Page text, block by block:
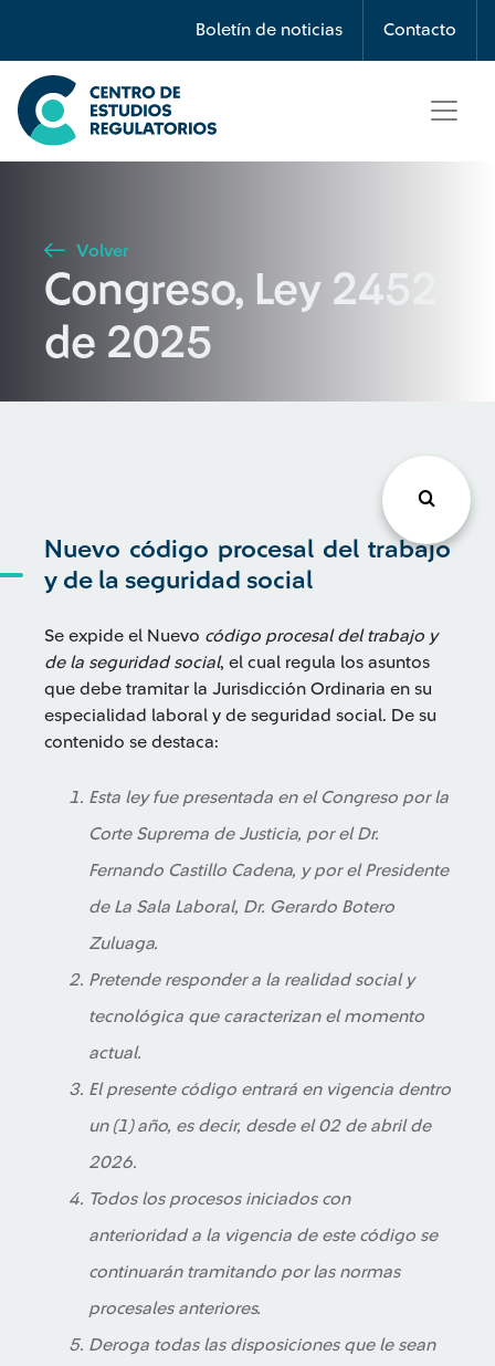
Boletín de noticias Contacto
Búsqueda
Seleccione país
Buscar
Volver
Congreso, Ley 2452
de 2025
Nuevo código procesal del trabajo
y de la seguridad social
Se expide el Nuevo código procesal del trabajo y
de la seguridad social, el cual regula los asuntos
que debe tramitar la Jurisdicción Ordinaria en su
especialidad laboral y de seguridad social. De su
contenido se destaca:
Esta ley fue presentada en el Congreso por la
Corte Suprema de Justicia, por el Dr.
Fernando Castillo Cadena, y por el Presidente
de La Sala Laboral, Dr. Gerardo Botero
Zuluaga.
Pretende responder a la realidad social y
tecnológica que caracterizan el momento
actual.
El presente código entrará en vigencia dentro
un (1) año, es decir, desde el 02 de abril de
2026.
Todos los procesos iniciados con
anterioridad a la vigencia de este código se
continuarán tramitando por las normas
procesales anteriores.
Deroga todas las disposiciones que le sean